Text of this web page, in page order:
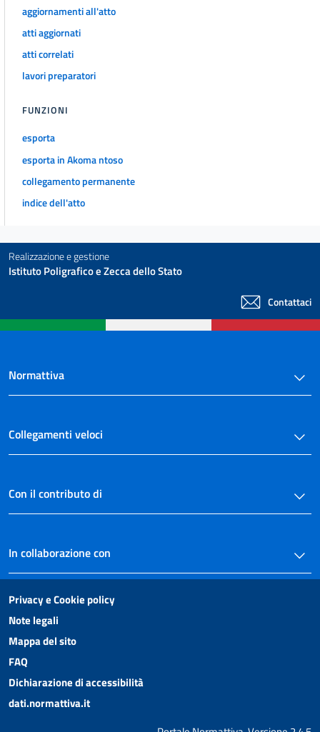
41
42
43
45
46
47
aggiornamenti all'atto
atti aggiornati
atti correlati
lavori preparatori
FUNZIONI
esporta
esporta in Akoma ntoso
collegamento permanente
indice dell'atto
Realizzazione e gestione
Istituto Poligrafico e Zecca dello Stato
Contattaci
Normattiva
Collegamenti veloci
Con il contributo di
In collaborazione con
Privacy e Cookie policy
Note legali
Mappa del sito
FAQ
Dichiarazione di accessibilità
dati.normattiva.it